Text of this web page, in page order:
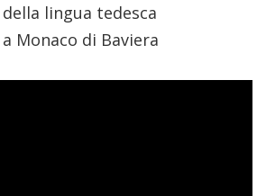
lingua tedesca
Monaco di Baviera